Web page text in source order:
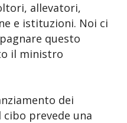
allevatori,
e istituzioni. Noi ci
questo
il ministro
dei
prevede una